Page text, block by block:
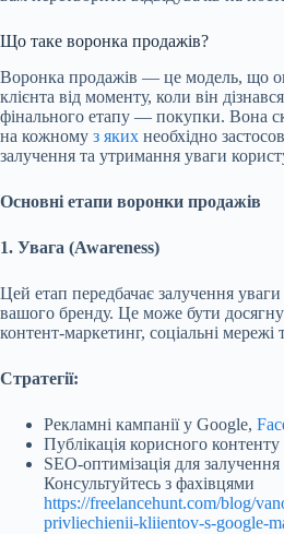
Що таке воронка продажів?
Воронка продажів — це модель, що
клієнта від моменту, коли він
фінального етапу — покупки. Вона
на кожному з яких необхідно
залучення та утримання уваги
Основні етапи воронки продажів
1. Увага (Awareness)
Цей етап передбачає залучення
вашого бренду. Це може бути
контент-маркетинг, соціальні мережі
Стратегії:
Рекламні кампанії у Google,
Публікація корисного
SEO-оптимізація для залучення
Консультуйтесь з фахівцями
https://freelancehunt.com/blog/
privliechienii-kliientov-s-google-